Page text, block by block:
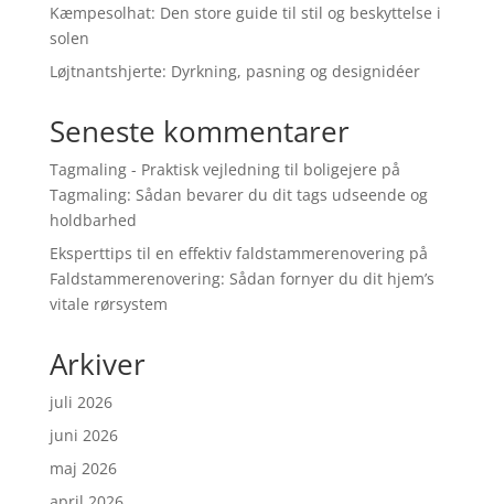
Kæmpesolhat: Den store guide til stil og beskyttelse i
solen
Løjtnantshjerte: Dyrkning, pasning og designidéer
Seneste kommentarer
Tagmaling - Praktisk vejledning til boligejere på
Tagmaling: Sådan bevarer du dit tags udseende og
holdbarhed
Eksperttips til en effektiv faldstammerenoveringpå
Faldstammerenovering: Sådan fornyer du dit hjem’s
vitale rørsystem
Arkiver
juli 2026
juni 2026
maj 2026